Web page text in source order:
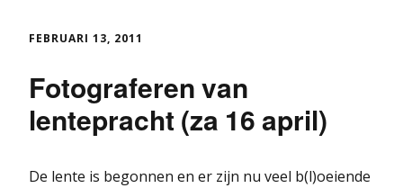
FEBRUARI 13, 2011
Fotograferen van
lentepracht (za 16 april)
De lente is begonnen en er zijn nu veel b(l)oeiende